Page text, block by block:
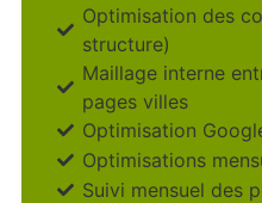
Optimisation des
structure)
Maillage interne
pages villes
Optimisation
Optimisations
Suivi mensuel des